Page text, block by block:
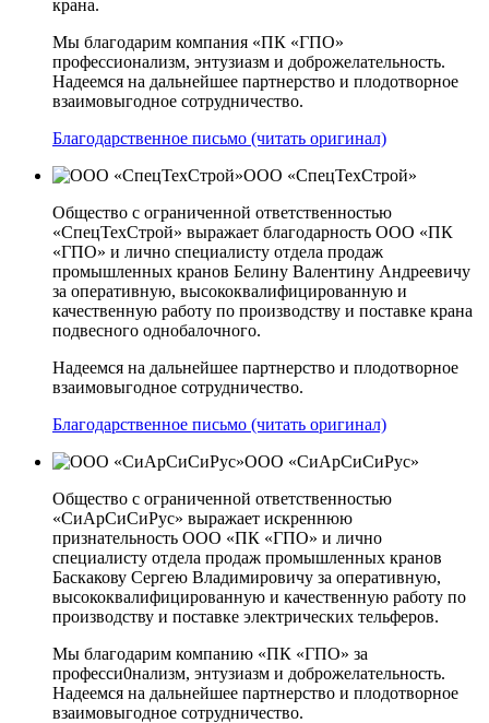
крана.
Мы благодарим компания «ПК «ГПО»
профессионализм, энтузиазм и доброжелательность.
Надеемся на дальнейшее партнерство и плодотворное
взаимовыгодное сотрудничество.
Благодарственное письмо (читать оригинал)
ООО «СпецТехСтрой»
Общество с ограниченной ответственностью
«СпецТехСтрой» выражает благодарность ООО «ПК
«ГПО» и лично специалисту отдела продаж
промышленных кранов Белину Валентину Андреевичу
за оперативную, высококвалифицированную и
качественную работу по производству и поставке крана
подвесного однобалочного.
Надеемся на дальнейшее партнерство и плодотворное
взаимовыгодное сотрудничество.
Благодарственное письмо (читать оригинал)
ООО «СиАрСиСиРус»
Общество с ограниченной ответственностью
«СиАрСиСиРус» выражает искреннюю
признательность ООО «ПК «ГПО» и лично
специалисту отдела продаж промышленных кранов
Баскакову Сергею Владимировичу за оперативную,
высококвалифицированную и качественную работу по
производству и поставке электрических тельферов.
Мы благодарим компанию «ПК «ГПО» за
професси0нализм, энтузиазм и доброжелательность.
Надеемся на дальнейшее партнерство и плодотворное
взаимовыгодное сотрудничество.